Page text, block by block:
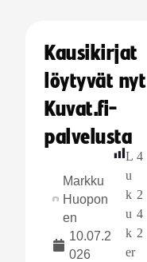
Kausikirjat
löytyvät nyt
Kuvat.fi-
palvelusta
Markku
Huopon
en
10.07.2
026
L
u
k
u
k
er
4
2
4
2